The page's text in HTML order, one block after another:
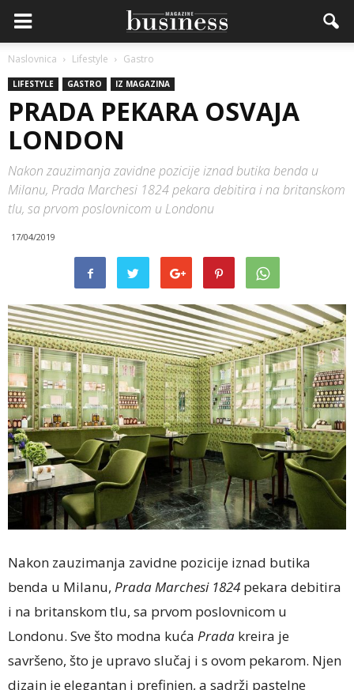
Naslovnica Lifestyle Gastro
LIFESTYLE GASTRO IZ MAGAZINA
PRADA PEKARA OSVAJA
LONDON
Nakon zauzimanja zavidne pozicije iznad butika benda u
Milanu, Prada Marchesi 1824 pekara debitira i na britanskom
tlu, sa prvom poslovnicom u Londonu
17/04/2019
Nakon zauzimanja zavidne pozicije iznad butika
benda u Milanu, Prada Marchesi 1824 pekara debitira
i na britanskom tlu, sa prvom poslovnicom u
Londonu. Sve što modna kuća Prada kreira je
savršeno, što je upravo slučaj i s ovom pekarom. Njen
dizajn je elegantan i prefinjen, a sadrži pastelne